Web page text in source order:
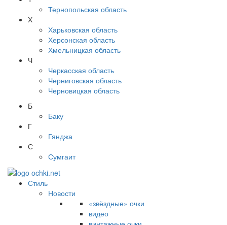
Тернопольская область
Х
Харьковская область
Херсонская область
Хмельницкая область
Ч
Черкасская область
Черниговская область
Черновицкая область
Б
Баку
Г
Гянджа
С
Сумгаит
Стиль
Новости
«звёздные» очки
видео